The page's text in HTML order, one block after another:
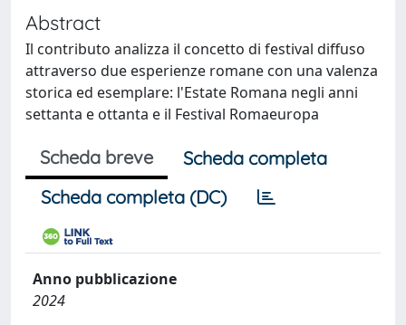
Abstract
Il contributo analizza il concetto di festival diffuso
attraverso due esperienze romane con una valenza
storica ed esemplare: l'Estate Romana negli anni
settanta e ottanta e il Festival Romaeuropa
Scheda breve
Scheda completa
Scheda completa (DC)
Anno pubblicazione
2024